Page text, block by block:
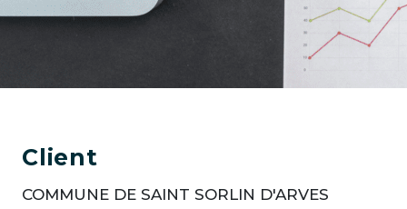
Client
COMMUNE DE SAINT SORLIN D'ARVES